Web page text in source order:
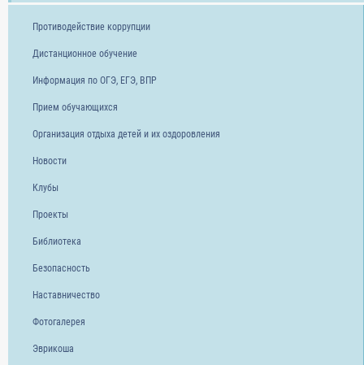
Противодействие коррупции
Дистанционное обучение
Информация по ОГЭ, ЕГЭ, ВПР
Прием обучающихся
Организация отдыха детей и их оздоровления
Новости
Клубы
Проекты
Библиотека
Безопасность
Наставничество
Фотогалерея
Эврикоша